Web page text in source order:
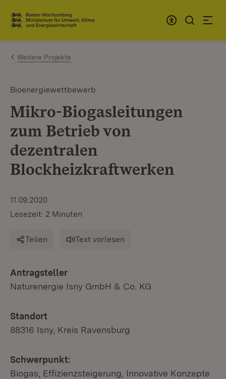
Zum Inhalt springen
Link zur Startseite
Weitere Projekte
Bioenergiewettbewerb
Mikro-Biogasleitungen
zum Betrieb von
dezentralen
Blockheizkraftwerken
11.09.2020
Lesezeit: 2 Minuten
Teilen Text vorlesen
Antragsteller
Naturenergie Isny GmbH & Co. KG
Standort
88316 Isny, Kreis Ravensburg
Schwerpunkt:
Biogas, Effizienzsteigerung, Innovative Konzepte